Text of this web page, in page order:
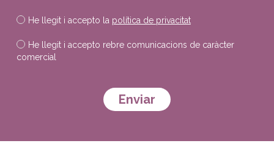
He llegit i accepto la política de privacitat
He llegit i accepto rebre comunicacions de caràcter
comercial